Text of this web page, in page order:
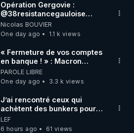
Opération Gergovie :
‪@38resistancegauloise‬
‪@MarionSigautOfficiel‬
‪@gladysriifard5710‬ Laëtitia
Nicolas BOUVIER
One day ago
1.1 k views
« Fermeture de vos comptes
en banque ! » : Macron
impose une loi folle !
PAROLE LIBRE
One day ago
3.3 k views
J’ai rencontré ceux qui
achètent des bunkers pour
survivre à la fin du monde
LEF
6 hours ago
61 views